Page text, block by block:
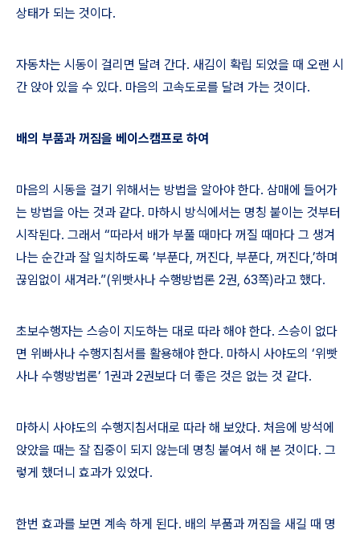
상태가 되는 것이다.
자동차는 시동이 걸리면 달려 간다. 새김이 확립 되었을 때 오랜 시
간 앉아 있을 수 있다. 마음의 고속도로를 달려 가는 것이다.
배의 부품과 꺼짐을 베이스캠프로 하여
마음의 시동을 걸기 위해서는 방법을 알아야 한다. 삼매에 들어가
는 방법을 아는 것과 같다. 마하시 방식에서는 명칭 붙이는 것부터
시작된다. 그래서 “따라서 배가 부풀 때마다 꺼질 때마다 그 생겨
나는 순간과 잘 일치하도록 ‘부푼다, 꺼진다, 부푼다, 꺼진다,’하며
끊임없이 새겨라.”(위빳사나 수행방법론 2권, 63쪽)라고 했다.
초보수행자는 스승이 지도하는 대로 따라 해야 한다. 스승이 없다
면 위빠사나 수행지침서를 활용해야 한다. 마하시 사야도의 ‘위빳
사나 수행방법론’ 1권과 2권보다 더 좋은 것은 없는 것 같다.
마하시 사야도의 수행지침서대로 따라 해 보았다. 처음에 방석에
앉았을 때는 잘 집중이 되지 않는데 명칭 붙여서 해 본 것이다. 그
렇게 했더니 효과가 있었다.
한번 효과를 보면 계속 하게 된다. 배의 부품과 꺼짐을 새길 때 명